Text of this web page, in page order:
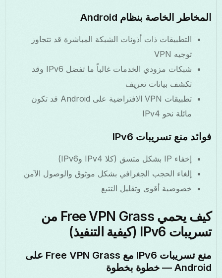
المخاطر الخاصة بنظام Android
التطبيقات ذات أذونات الشبكة المباشرة قد تتجاوز
توجيه VPN
شبكات مزودي الخدمات غالباً ما تفضل IPv6 وقد
تكشف بيانات تعريف
تطبيقات VPN الافتراضية على Android قد تكون
مائلة نحو IPv4
فوائد منع تسريبات IPv6
إخفاء IP بشكل متسق (كلا IPv4 وIPv6)
إلغاء الحجب الجغرافي بشكل موثوق والوصول الآمن
خصوصية أقوى وتقليل التتبع
كيف يحمي Free VPN Grass من
تسريبات IPv6 (كيفية التنفيذ)
منع تسريبات IPv6 مع Free VPN Grass على
Android — خطوة بخطوة